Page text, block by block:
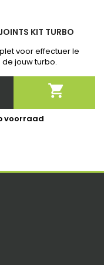
KIT TURBO
voor effectuer le
jouw turbo.

voorraad